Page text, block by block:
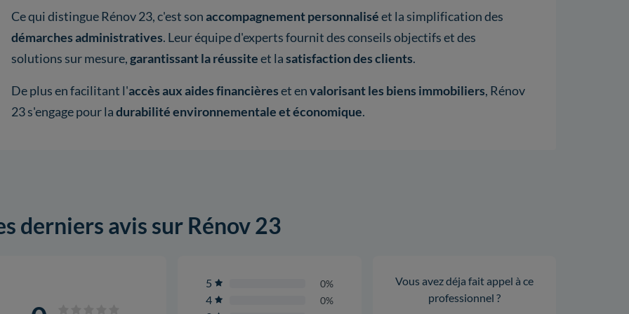
Ce qui distingue Rénov 23, c'est sonaccompagnement personnaliséet la simplification des
démarches administratives. Leur équipe d'experts fournit des conseils objectifs et des
solutions sur mesure,garantissant la réussiteet lasatisfaction des clients.
De plus en facilitant l'accès aux aides financièreset envalorisant les biens immobiliers, Rénov
23 s'engage pour ladurabilité environnementale et économique.
derniers avis sur Rénov 23
5 0%
4 0%
Vous avez déja fait appel à ce
professionnel ?